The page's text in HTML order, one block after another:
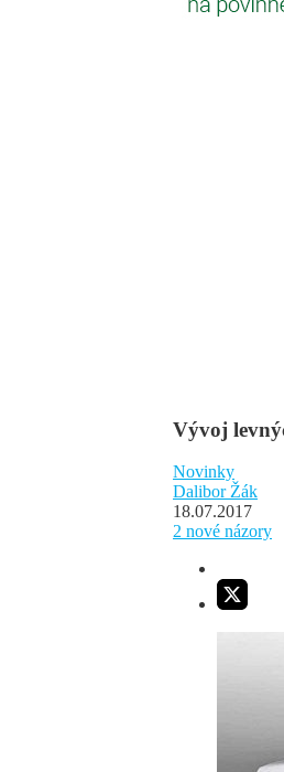
Vývoj
Novinky
Dalibor Žák
18.07.2017
2 nové názory